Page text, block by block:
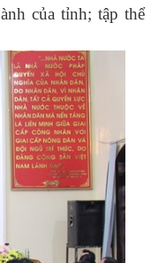
của tỉnh; tập thể